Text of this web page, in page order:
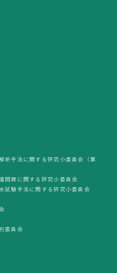
析手法に関する研究小委員会（第
問題に関する研究小委員会
試験手法に関する研究小委員会
委員会